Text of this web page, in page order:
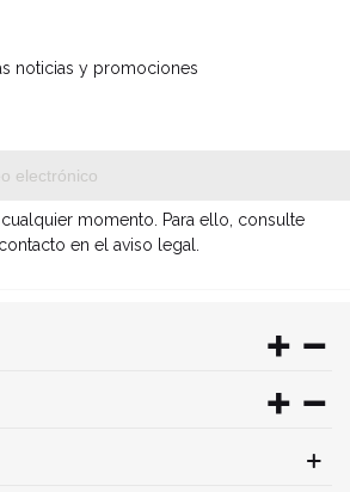
noticias y promociones
momento. Para ello, consulte
en el aviso legal.